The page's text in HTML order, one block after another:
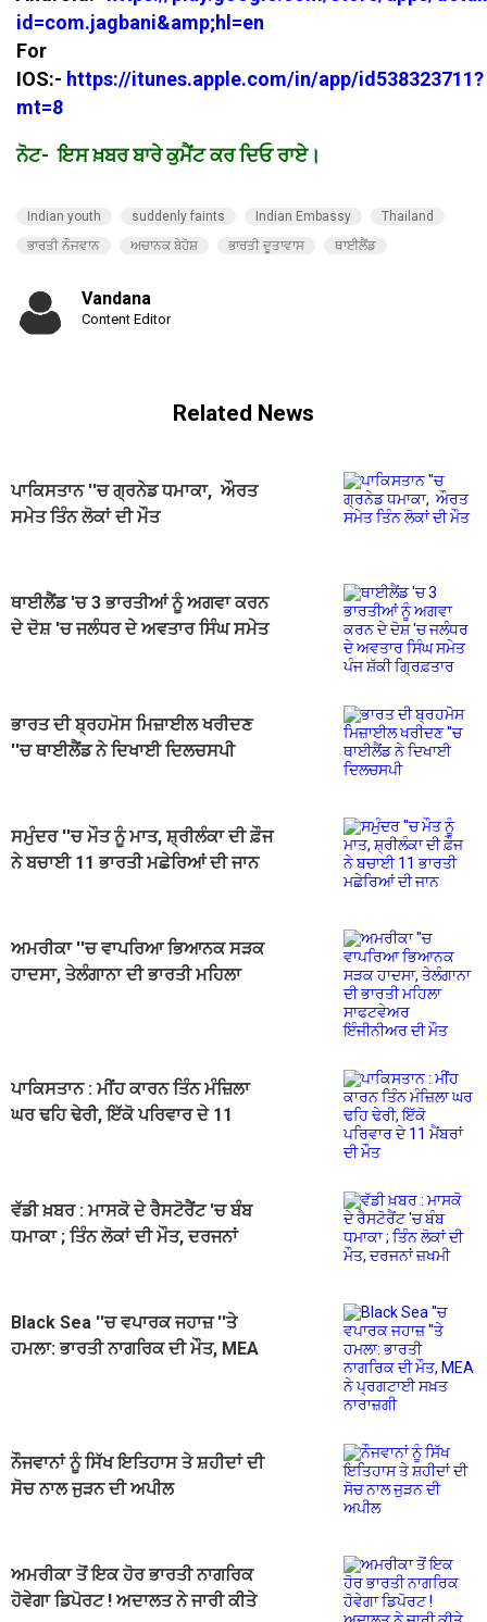
id=com.jagbani&amp;hl=en
For
IOS:- https://itunes.apple.com/in/app/id538323711?
mt=8
ਨੋਟ- ਇਸ ਖ਼ਬਰ ਬਾਰੇ ਕੁਮੈਂਟ ਕਰ ਦਿਓ ਰਾਏ।
Indian youth suddenly faints Indian Embassy
​​Thailand
ਭਾਰਤੀ ਨੌਜਵਾਨ
ਅਚਾਨਕ ਬੇਹੋਸ਼ ਭਾਰਤੀ ਦੂਤਾਵਾਸ ਥਾਈਲੈਂਡ
Vandana
Content Editor
Related News
ਪਾਕਿਸਤਾਨ ''ਚ ਗ੍ਰਨੇਡ ਧਮਾਕਾ, ਔਰਤ
ਸਮੇਤ ਤਿੰਨ ਲੋਕਾਂ ਦੀ ਮੌਤ
ਥਾਈਲੈਂਡ 'ਚ 3 ਭਾਰਤੀਆਂ ਨੂੰ ਅਗਵਾ ਕਰਨ
ਦੇ ਦੋਸ਼ 'ਚ ਜਲੰਧਰ ਦੇ ਅਵਤਾਰ ਸਿੰਘ ਸਮੇਤ
ਭਾਰਤ ਦੀ ਬ੍ਰਹਮੋਸ ਮਿਜ਼ਾਈਲ ਖਰੀਦਣ
''ਚ ਥਾਈਲੈਂਡ ਨੇ ਦਿਖਾਈ ਦਿਲਚਸਪੀ
ਸਮੁੰਦਰ ''ਚ ਮੌਤ ਨੂੰ ਮਾਤ, ਸ਼੍ਰੀਲੰਕਾ ਦੀ ਫ਼ੌਜ
ਨੇ ਬਚਾਈ 11 ਭਾਰਤੀ ਮਛੇਰਿਆਂ ਦੀ ਜਾਨ
ਅਮਰੀਕਾ ''ਚ ਵਾਪਰਿਆ ਭਿਆਨਕ ਸੜਕ
ਹਾਦਸਾ, ਤੇਲੰਗਾਨਾ ਦੀ ਭਾਰਤੀ ਮਹਿਲਾ
ਪਾਕਿਸਤਾਨ : ਮੀਂਹ ਕਾਰਨ ਤਿੰਨ ਮੰਜ਼ਿਲਾ
ਘਰ ਢਹਿ ਢੇਰੀ, ਇੱਕੋ ਪਰਿਵਾਰ ਦੇ 11
ਵੱਡੀ ਖ਼ਬਰ : ਮਾਸਕੋ ਦੇ ਰੈਸਟੋਰੈਂਟ 'ਚ ਬੰਬ
ਧਮਾਕਾ ; ਤਿੰਨ ਲੋਕਾਂ ਦੀ ਮੌਤ, ਦਰਜਨਾਂ
Black Sea ''ਚ ਵਪਾਰਕ ਜਹਾਜ਼ ''ਤੇ
ਹਮਲਾ: ਭਾਰਤੀ ਨਾਗਰਿਕ ਦੀ ਮੌਤ, MEA
ਨੌਜਵਾਨਾਂ ਨੂੰ ਸਿੱਖ ਇਤਿਹਾਸ ਤੇ ਸ਼ਹੀਦਾਂ ਦੀ
ਸੋਚ ਨਾਲ ਜੁੜਨ ਦੀ ਅਪੀਲ
ਅਮਰੀਕਾ ਤੋਂ ਇਕ ਹੋਰ ਭਾਰਤੀ ਨਾਗਰਿਕ
ਹੋਵੇਗਾ ਡਿਪੋਰਟ ! ਅਦਾਲਤ ਨੇ ਜਾਰੀ ਕੀਤੇ